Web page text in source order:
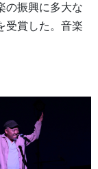
振興に多大な
受賞した。音楽